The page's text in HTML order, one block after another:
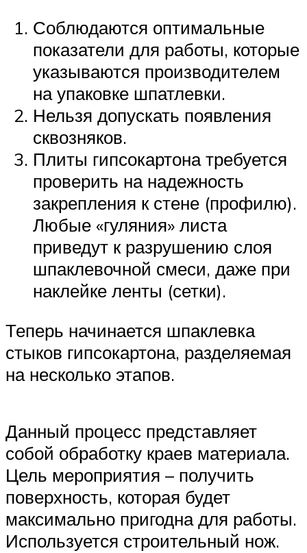
Соблюдаются оптимальные
показатели для работы, которые
указываются производителем
на упаковке шпатлевки.
Нельзя допускать появления
сквозняков.
Плиты гипсокартона требуется
проверить на надежность
закрепления к стене (профилю).
Любые «гуляния» листа
приведут к разрушению слоя
шпаклевочной смеси, даже при
наклейке ленты (сетки).
Теперь начинается шпаклевка
стыков гипсокартона, разделяемая
на несколько этапов.
Данный процесс представляет
собой обработку краев материала.
Цель мероприятия – получить
поверхность, которая будет
максимально пригодна для работы.
Используется строительный нож.